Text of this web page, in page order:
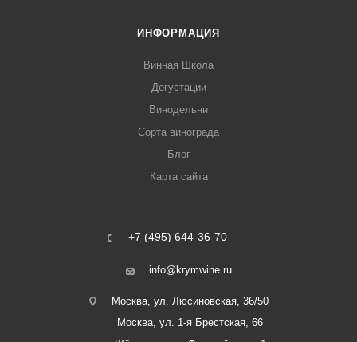
ИНФОРМАЦИЯ
Винная Школа
Дегустации
Винодельни
Сорта винограда
Блог
Карта сайта
+7 (495) 644-36-70
info@krymwine.ru
Москва, ул. Люсиновская, 36/50
Москва, ул. 1-я Брестская, 66